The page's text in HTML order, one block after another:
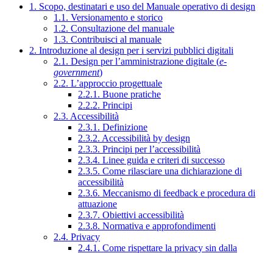
1. Scopo, destinatari e uso del Manuale operativo di design
1.1. Versionamento e storico
1.2. Consultazione del manuale
1.3. Contribuisci al manuale
2. Introduzione al design per i servizi pubblici digitali
2.1. Design per l’amministrazione digitale (e-
government)
2.2. L’approccio progettuale
2.2.1. Buone pratiche
2.2.2. Principi
2.3. Accessibilità
2.3.1. Definizione
2.3.2. Accessibilità by design
2.3.3. Principi per l’accessibilità
2.3.4. Linee guida e criteri di successo
2.3.5. Come rilasciare una dichiarazione di
accessibilità
2.3.6. Meccanismo di feedback e procedura di
attuazione
2.3.7. Obiettivi accessibilità
2.3.8. Normativa e approfondimenti
2.4. Privacy
2.4.1. Come rispettare la privacy sin dalla